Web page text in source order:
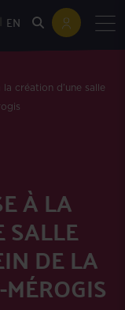
EN
la création d’une salle
À LA
SALLE
DE LA